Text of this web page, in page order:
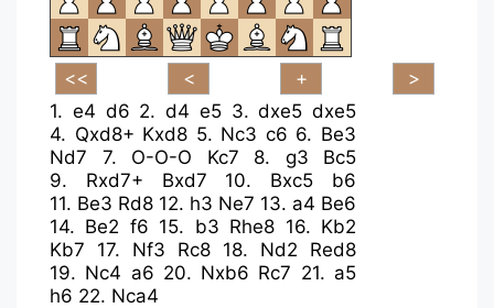
1. e4 d6 2. d4 e5 3.dxe5 dxe5
4. Qxd8+ Kxd8 5. Nc3 c6 6. Be3
Nd7
7. O-O-O Kc7 8. g3
Bc5
9. Rxd7+ Bxd7 10. Bxc5
b6
11. Be3 Rd8 12. h3 Ne7 13. a4 Be6
14. Be2 f6 15. b3 Rhe8 16. Kb2
Kb7
17. Nf3 Rc8 18. Nd2
Red8
19. Nc4 a6 20. Nxb6 Rc7 21. a5
h6 22. Nca4